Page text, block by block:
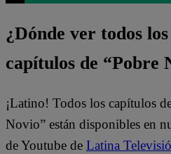
¿Dónde ver todos los
capítulos de “Pobre
¡Latino! Todos los capítulos
Novio” están disponibles en
de Youtube de Latina